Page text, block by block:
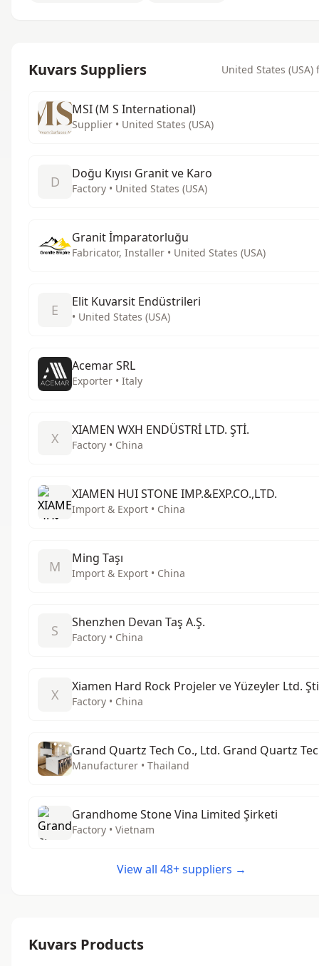
Kuvars Suppliers United States (USA)
MSI (M S International)
Supplier • United States (USA)
D Doğu Kıyısı Granit ve Karo
Factory • United States (USA)
Granit İmparatorluğu
Fabricator, Installer • United States (USA)
E Elit Kuvarsit Endüstrileri
• United States (USA)
Acemar SRL
Exporter • Italy
X XIAMEN WXH ENDÜSTRİ LTD. ŞTİ.
Factory • China
XIAMEN HUI STONE IMP.&EXP.CO.,LTD.
Import & Export • China
M Ming Taşı
Import & Export • China
S Shenzhen Devan Taş A.Ş.
Factory • China
X Xiamen Hard Rock Projeler ve Yüzeyler Ltd.
Factory • China
Grand Quartz Tech Co., Ltd. Grand Quartz
Manufacturer • Thailand
Grandhome Stone Vina Limited Şirketi
Factory • Vietnam
View all 48+ suppliers →
Kuvars Products